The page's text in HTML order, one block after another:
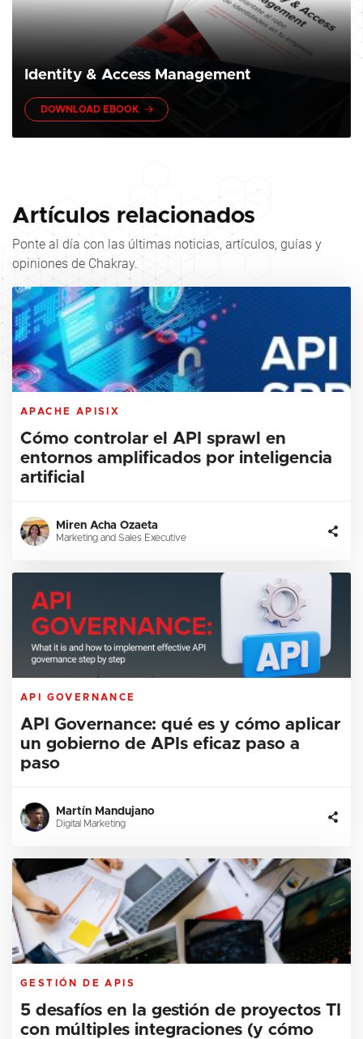
Identity & Access Management
DOWNLOAD EBOOK
Artículos relacionados
Ponte al día con las últimas noticias, artículos, guías y
opiniones de Chakray.
APACHE APISIX
Cómo controlar el API sprawl en
entornos amplificados por inteligencia
artificial
Miren Acha Ozaeta
Marketing and Sales Executive
API GOVERNANCE
API Governance: qué es y cómo aplicar
un gobierno de APIs eficaz paso a
paso
Martín Mandujano
Digital Marketing
GESTIÓN DE APIS
5 desafíos en la gestión de proyectos TI
con múltiples integraciones (y cómo